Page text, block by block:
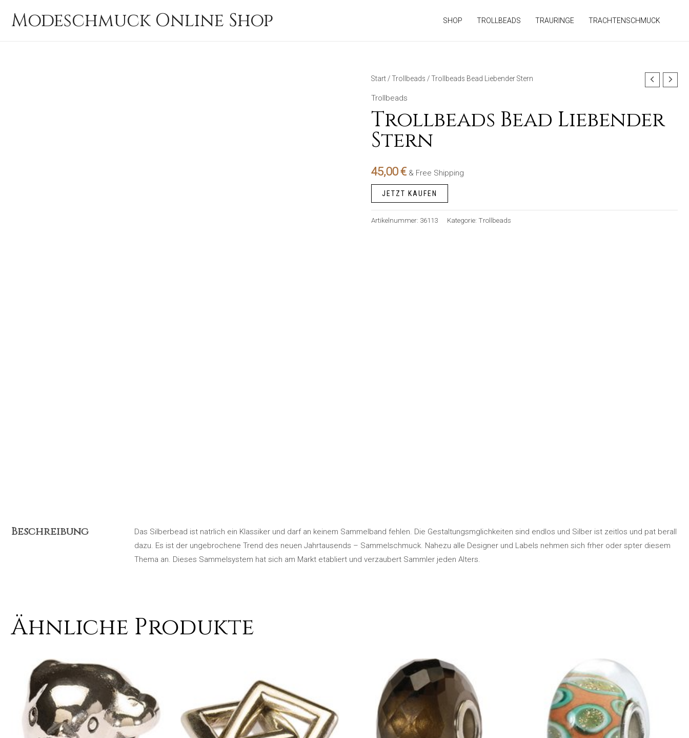
InhaltModeschmuck Online Shop SHOP TROLLBEADS TRAURINGE TRACHTENSCHMUCK
Start /Trollbeads / Trollbeads Bead Liebender Stern
Trollbeads
Trollbeads Bead Liebender
Stern
45,00€ & Free Shipping
JETZT KAUFEN
Artikelnummer: 36113 Kategorie: Trollbeads
Beschreibung
Das Silberbead ist natrlich ein Klassiker und darf an keinem Sammelband fehlen. Die Gestaltungsmglichkeiten sind endlos und Silber ist zeitlos und pat berall
dazu. Es ist der ungebrochene Trend des neuen Jahrtausends – Sammelschmuck. Nahezu alle Designer und Labels nehmen sich frher oder spter diesem
Thema an. Dieses Sammelsystem hat sich am Markt etabliert und verzaubert Sammler jeden Alters.
Ähnliche Produkte